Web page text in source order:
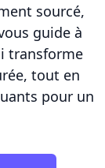
sourcé,
guide à
transforme
tout en
pour un